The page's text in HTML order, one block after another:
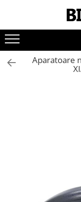
Toate Produsele
Triciclete Electrice
⬇ TIPURI
➔ Cu Cabina fara
➔ Cu Cabina Inchisa
Aparatoare